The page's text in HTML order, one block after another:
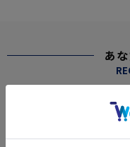
あ